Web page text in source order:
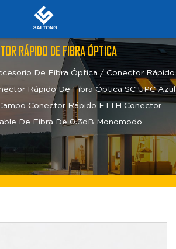
RÁPIDO DE FIBRA ÓPTICA
De Fibra Óptica / Conector Rápido
Rápido De Fibra Óptica SC UPC Azul
Conector Rápido FTTH Conector
De Fibra De 0.3dB Monomodo